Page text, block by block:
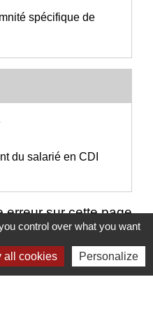
spécifique de
du salarié en CDI
erreur sur cette page
control over what you want
all cookies Personalize